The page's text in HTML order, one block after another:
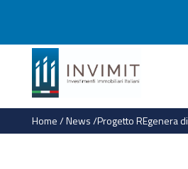
Home/News/Progetto REgenera